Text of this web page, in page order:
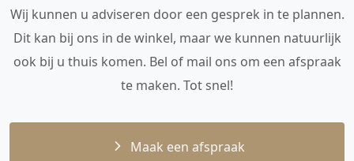
Wij kunnen u adviseren door een gesprek in te plannen.
Dit kan bij ons in de winkel, maar we kunnen natuurlijk
ook bij u thuis komen. Bel of mail ons om een afspraak
te maken. Tot snel!
Maak een afspraak